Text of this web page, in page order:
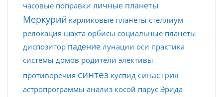
часовые поправки личные планеты
Меркурий карликовые планеты стеллиум
релокация шахта орбисы социальные планеты
диспозитор падение лунации оси практика
системы домов родители элективы
противоречия синтез куспид синастрия
астропрограммы анализ косой парус Эрида